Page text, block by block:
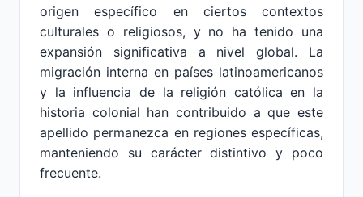
origen específico en ciertos contextos
culturales o religiosos, y no ha tenido una
expansión significativa a nivel global. La
migración interna en países latinoamericanos
y la influencia de la religión católica en la
historia colonial han contribuido a que este
apellido permanezca en regiones específicas,
manteniendo su carácter distintivo y poco
frecuente.